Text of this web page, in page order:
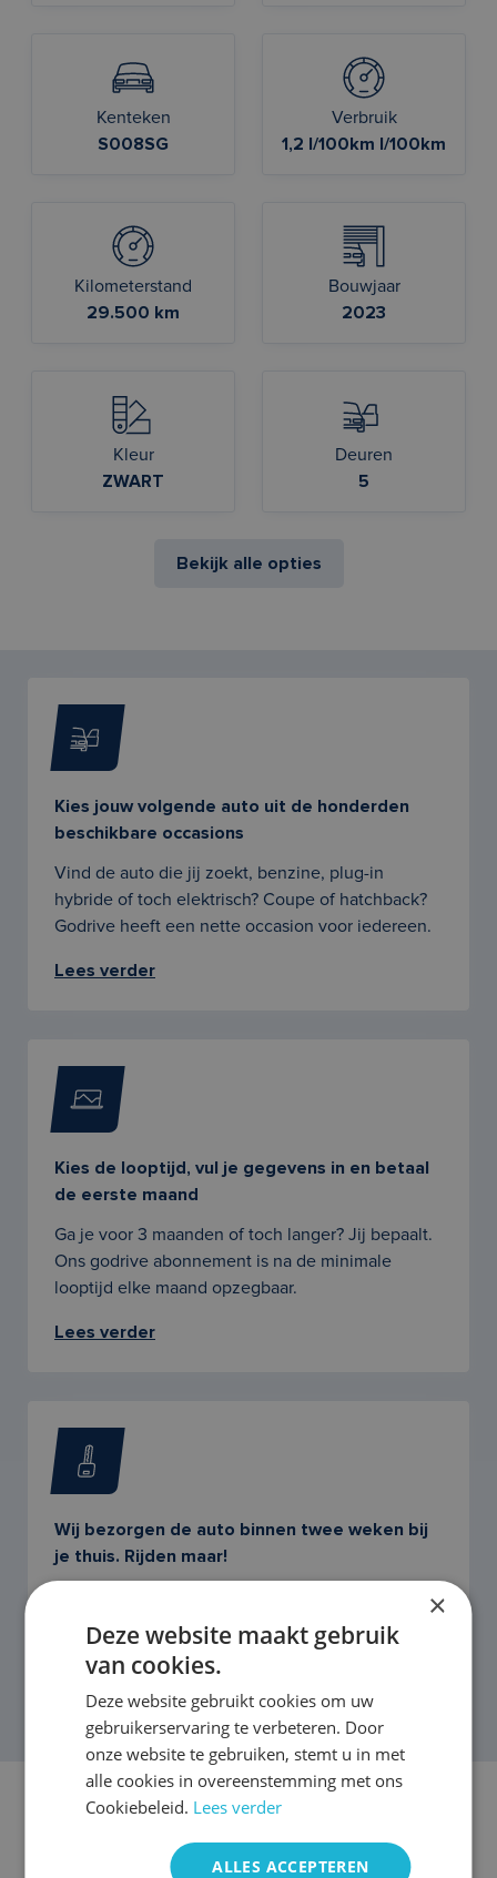
Kenteken
S008SG
Verbruik
1,2 l/100km l/100km
Kilometerstand
29.500 km
Bouwjaar
2023
Kleur
ZWART
Deuren
5
Bekijk alle opties
Kies jouw volgende auto uit de honderden
beschikbare occasions
Vind de auto die jij zoekt, benzine, plug-in
hybride of toch elektrisch? Coupe of hatchback?
Godrive heeft een nette occasion voor iedereen.
Lees verder
Kies de looptijd, vul je gegevens in en betaal
de eerste maand
Ga je voor 3 maanden of toch langer? Jij bepaalt.
Ons godrive abonnement is na de minimale
looptijd elke maand opzegbaar.
Lees verder
Wij bezorgen de auto binnen twee weken bij
je thuis. Rijden maar!
de deur niet uit hoeft. Zo besteed jij je tijd
optimaal en zorgen wij voor de rest, makkelijk!
Lees verder
opties
×
Deze website maakt gebruik
van cookies.
Deze website gebruikt cookies om uw
gebruikerservaring te verbeteren. Door
onze website te gebruiken, stemt u in met
alle cookies in overeenstemming met ons
Cookiebeleid. Lees verder
ALLES ACCEPTEREN